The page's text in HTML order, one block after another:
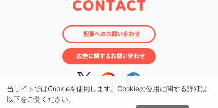
当サイトではCookieを使用します。Cookieの使用に関する詳細は
以下をご覧ください。